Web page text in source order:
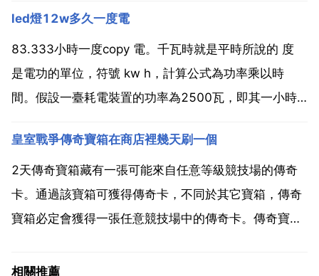
了w vivo的雙引擎閃充也從過去的w提公升到了，而全
新iqoo更是帶來了w充電...
led燈12w多久一度電
83.333小時一度copy 電。千瓦時就是平時所說的 度
是電功的單位，符號 kw h，計算公式為功率乘以時
間。假設一臺耗電裝置的功率為2500瓦，即其一小時
度電 1kw h led燈的功率 12w 0.012kw 運用除法，列
式可得 1 0....
皇室戰爭傳奇寶箱在商店裡幾天刷一個
2天傳奇寶箱藏有一張可能來自任意等級競技場的傳奇
卡。通過該寶箱可獲得傳奇卡，不同於其它寶箱，傳奇
寶箱必定會獲得一張任意競技場中的傳奇卡。傳奇寶箱
得，同時也有機會從商店中購買。但是二天才能買一
相關推薦